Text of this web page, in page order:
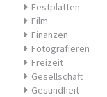
Festplatten
Film
Finanzen
Fotografieren
Freizeit
Gesellschaft
Gesundheit